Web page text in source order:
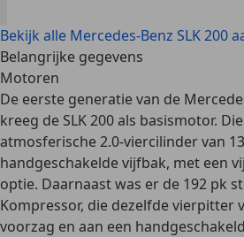
Bekijk alle Mercedes-Benz SLK 200
Belangrijke gegevens
Motoren
De eerste generatievan de
kreeg de SLK 200 als basismotor.
atmosferische 2.0-viercilinder van
handgeschakelde vijfbak, met een
optie. Daarnaast was er de 192 pk
Kompressor, die dezelfde vierpitter
voorzag en aan een